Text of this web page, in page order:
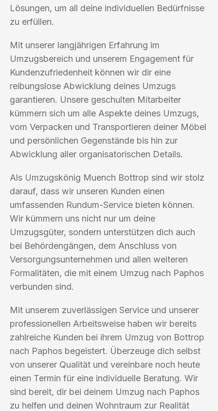
Lösungen, um all deine individuellen Bedürfnisse
zu erfüllen.
Mit unserer langjährigen Erfahrung im
Umzugsbereich und unserem Engagement für
Kundenzufriedenheit können wir dir eine
reibungslose Abwicklung deines Umzugs
garantieren. Unsere geschulten Mitarbeiter
kümmern sich um alle Aspekte deines Umzugs,
vom Verpacken und Transportieren deiner Möbel
und persönlichen Gegenstände bis hin zur
Abwicklung aller organisatorischen Details.
Als Umzugskönig Muench Bottrop sind wir stolz
darauf, dass wir unseren Kunden einen
umfassenden Rundum-Service bieten können.
Wir kümmern uns nicht nur um deine
Umzugsgüter, sondern unterstützen dich auch
bei Behördengängen, dem Anschluss von
Versorgungsunternehmen und allen weiteren
Formalitäten, die mit einem Umzug nach Paphos
verbunden sind.
Mit unserem zuverlässigen Service und unserer
professionellen Arbeitsweise haben wir bereits
zahlreiche Kunden bei ihrem Umzug von Bottrop
nach Paphos begeistert. Überzeuge dich selbst
von unserer Qualität und vereinbare noch heute
einen Termin für eine individuelle Beratung. Wir
sind bereit, dir bei deinem Umzug nach Paphos
zu helfen und deinen Wohntraum zur Realität